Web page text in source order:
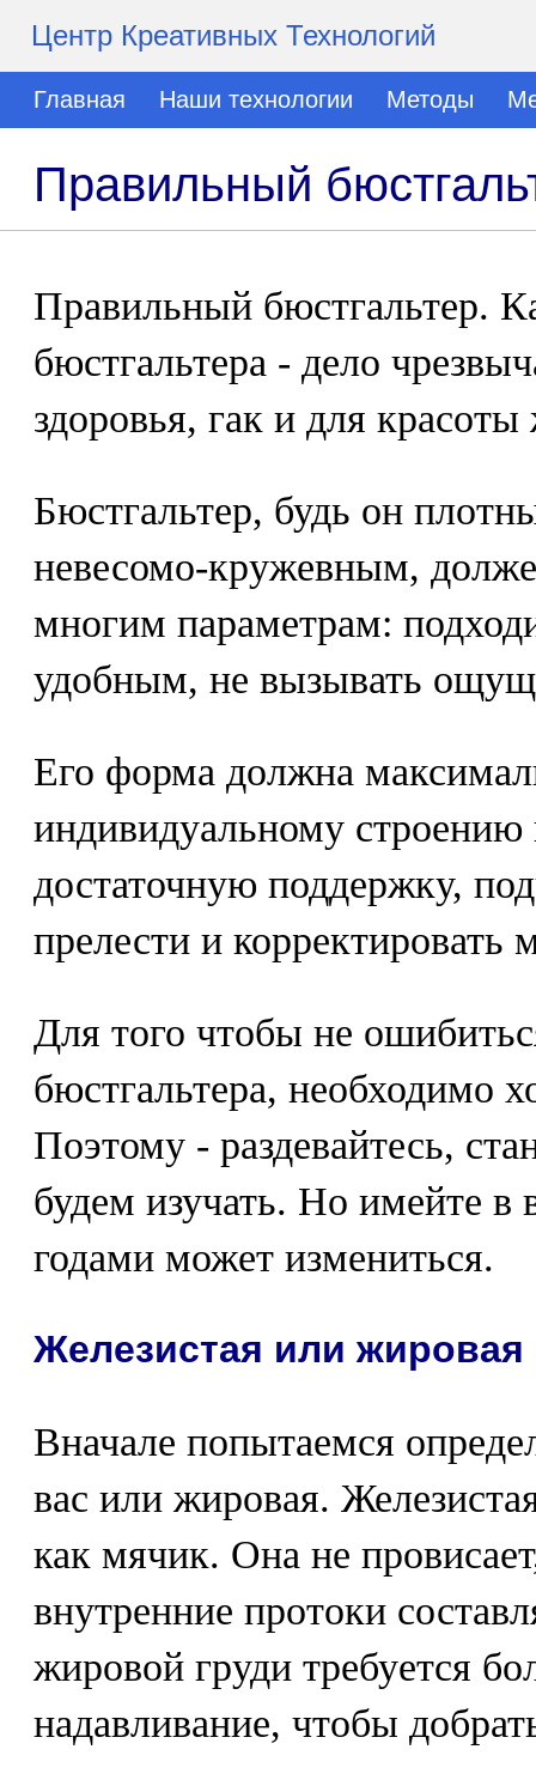
Центр Креативных Технологий
Главная Наши технологии Методы
Правильный
Правильный бюстгальтер.
бюстгальтера - дело
здоровья, гак и для
Бюстгальтер, будь он
невесомо-кружевным,
многим параметрам:
удобным, не вызывать
Его форма должна
индивидуальному строению
достаточную поддержку,
прелести и корректировать
Для того чтобы не
бюстгальтера, необходимо
Поэтому - раздевайтесь,
будем изучать. Но имейте в
годами может измениться.
Железистая или жировая
Вначале попытаемся
вас или жировая.
как мячик. Она не
внутренние протоки
жировой груди требуется
надавливание, чтобы